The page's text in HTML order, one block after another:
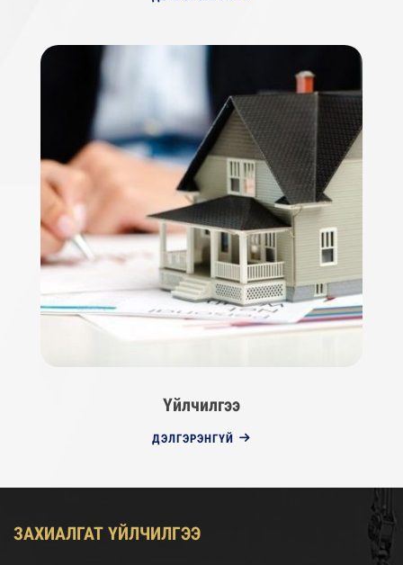
Үйлчилгээ
ДЭЛГЭРЭНГҮЙ
ЗАХИАЛГАТ ҮЙЛЧИЛГЭЭ